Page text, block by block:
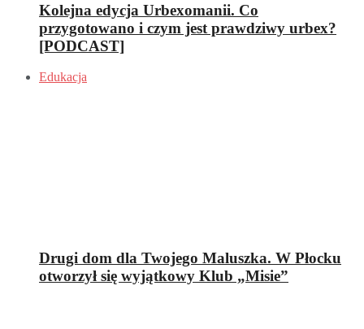
Kolejna edycja Urbexomanii. Co
przygotowano i czym jest prawdziwy urbex?
[PODCAST]
Edukacja
Drugi dom dla Twojego Maluszka. W Płocku
otworzył się wyjątkowy Klub „Misie”